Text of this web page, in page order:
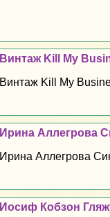
Винтаж Kill My
Винтаж Kill My
Ирина Аллегрова
Ирина Аллегрова
Иосиф Кобзон